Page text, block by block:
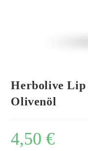
Herbolive Lip
Olivenöl
4,50€